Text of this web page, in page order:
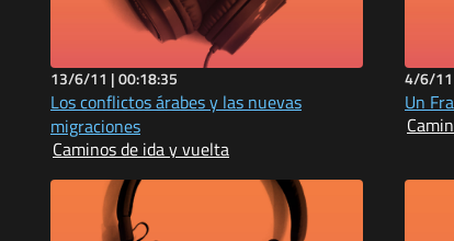
13/6/11 |00:18:35
Los conflictos árabes y las nuevas
migraciones
Caminos de ida y vuelta
4/6/
Un